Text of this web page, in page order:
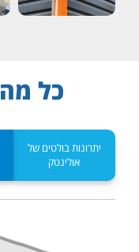
כל
יתרונות בולטים של
אולינטק